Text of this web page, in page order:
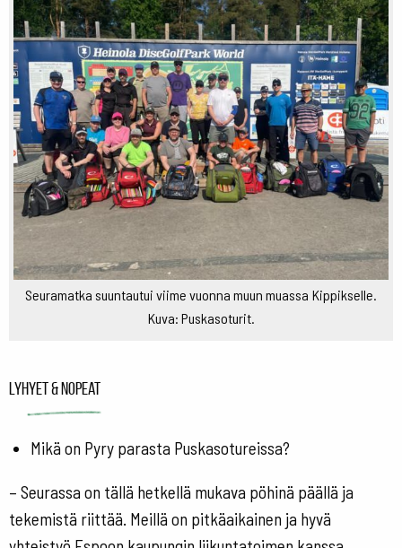
Seuramatka suuntautui viime vuonna muun muassa Kippikselle.
Kuva: Puskasoturit.
Lyhyet & nopeat
Mikä on Pyry parasta Puskasotureissa?
– Seurassa on tällä hetkellä mukava pöhinä päällä ja
tekemistä riittää. Meillä on pitkäaikainen ja hyvä